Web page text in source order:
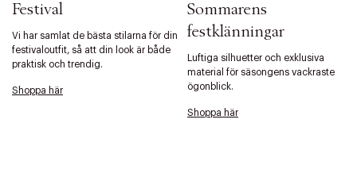
Festival
Vi har samlat de bästa stilarna för din
festivaloutfit, så att din look är både
praktisk och trendig.
Shoppa här
Sommarens
festklänningar
Luftiga silhuetter och exklusiva
material för säsongens vackraste
ögonblick.
Shoppa här